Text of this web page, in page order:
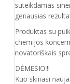
suteikdamas
geriausias
Produktas su
chemijos
novatoriškais
DĖMESIO!!!
Kuo skiriasi